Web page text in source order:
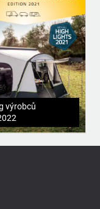
výrobců